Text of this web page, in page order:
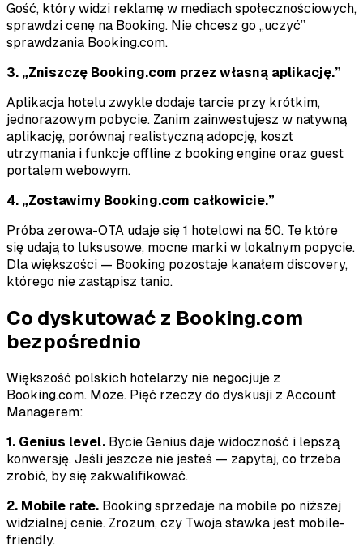
Gość, który widzi reklamę w mediach społecznościowych,
sprawdzi cenę na Booking. Nie chcesz go „uczyć”
sprawdzania Booking.com.
3. „Zniszczę Booking.com przez własną aplikację.”
Aplikacja hotelu zwykle dodaje tarcie przy krótkim,
jednorazowym pobycie. Zanim zainwestujesz w natywną
aplikację, porównaj realistyczną adopcję, koszt
utrzymania i funkcje offline z booking engine oraz guest
portalem webowym.
4. „Zostawimy Booking.com całkowicie.”
Próba zerowa-OTA udaje się 1 hotelowi na 50. Te które
się udają to luksusowe, mocne marki w lokalnym popycie.
Dla większości — Booking pozostaje kanałem discovery,
którego nie zastąpisz tanio.
Co dyskutować z Booking.com
bezpośrednio
Większość polskich hotelarzy nie negocjuje z
Booking.com. Może. Pięć rzeczy do dyskusji z Account
Managerem:
1. Genius level. Bycie Genius daje widoczność i lepszą
konwersję. Jeśli jeszcze nie jesteś — zapytaj, co trzeba
zrobić, by się zakwalifikować.
2. Mobile rate. Booking sprzedaje na mobile po niższej
widzialnej cenie. Zrozum, czy Twoja stawka jest mobile-
friendly.